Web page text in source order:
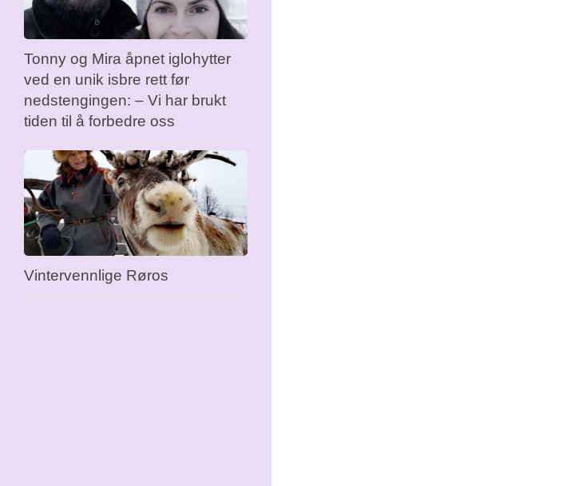
Tonny og Mira åpnet iglohytter
ved en unik isbre rett før
nedstengingen: – Vi har brukt
tiden til å forbedre oss
Vintervennlige Røros